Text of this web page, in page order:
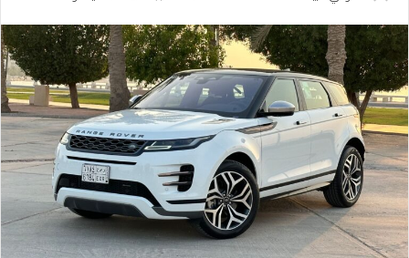
س
ل
ب
ر
ي
ا
إ
ل
ك